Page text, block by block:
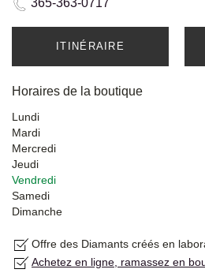
365-363-0717
ITINÉRAIRE
Horaires de la boutique
Lundi
Mardi
Mercredi
Jeudi
Vendredi
Samedi
Dimanche
Offre des Diamants créés en
Achetez en ligne, ramassez en